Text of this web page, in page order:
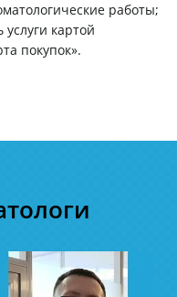
работы;
картой
покупок».